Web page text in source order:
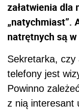
załatwienia dla
„natychmiast”.
natrętnych są
Sekretarka, czy
telefony jest
Powinno
z nią interesant